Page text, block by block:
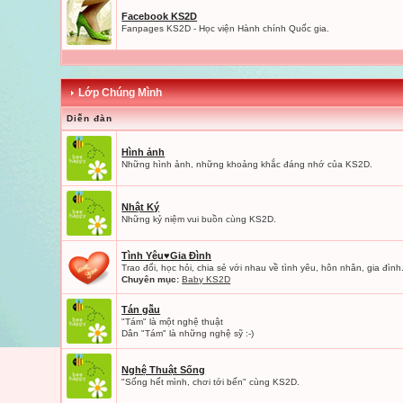
Facebook KS2D
Fanpages KS2D - Học viện Hành chính Quốc gia.
Lớp Chúng Mình
Diễn đàn
Hình ảnh
Những hình ảnh, những khoảng khắc đáng nhớ của KS2D.
Nhật Ký
Những kỷ niệm vui buồn cùng KS2D.
Tình Yêu♥Gia Đình
Trao đổi, học hỏi, chia sẻ với nhau về tình yêu, hôn nhân, gia
Chuyên mục: Baby KS2D
Tán gẫu
"Tám" là một nghệ thuật
Dân "Tám" là những nghệ sỹ :-)
Nghệ Thuật Sống
"Sống hết mình, chơi tới bến" cùng KS2D.